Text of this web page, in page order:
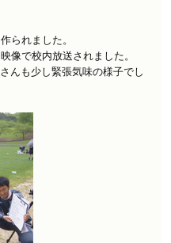
られました。
像で校内放送されました。
んも少し緊張気味の様子でし